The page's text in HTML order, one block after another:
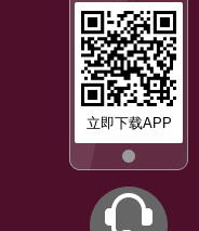
立即下载APP